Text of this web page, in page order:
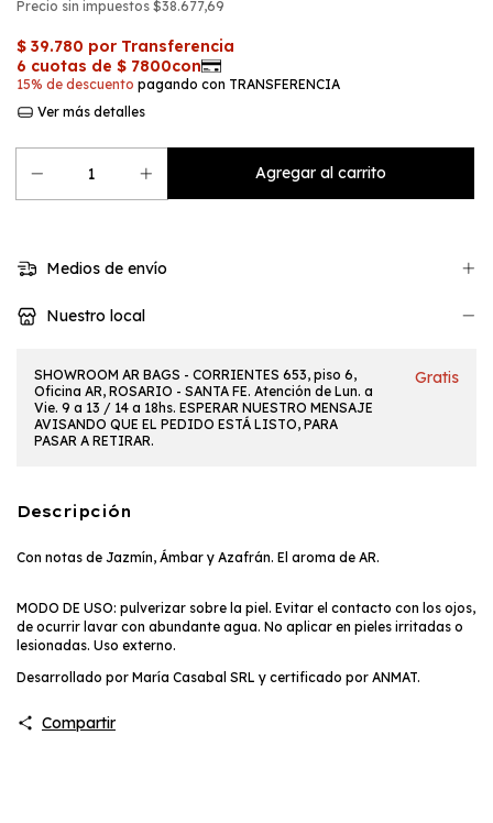
Precio sin impuestos $38.677,69
15% de descuento pagando con TRANSFERENCIA
Ver más detalles
Medios de envío
Nuestro local
SHOWROOM AR BAGS - CORRIENTES 653, piso 6,
Oficina AR, ROSARIO - SANTA FE. Atención de Lun. a
Vie. 9 a 13 / 14 a 18hs. ESPERAR NUESTRO MENSAJE
AVISANDO QUE EL PEDIDO ESTÁ LISTO, PARA
PASAR A RETIRAR.
Gratis
Descripción
Con notas de Jazmín, Ámbar y Azafrán. El aroma de AR.
MODO DE USO: pulverizar sobre la piel. Evitar el contacto con los ojos,
de ocurrir lavar con abundante agua. No aplicar en pieles irritadas o
lesionadas. Uso externo.
Desarrollado por María Casabal SRL y certificado por ANMAT.
Compartir